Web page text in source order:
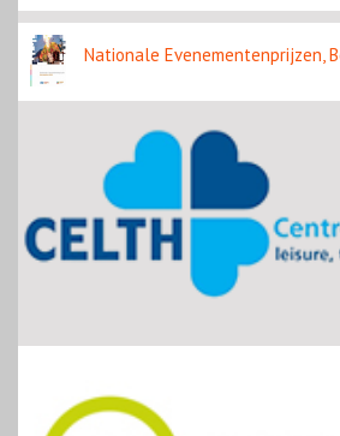
Nationale Evenementenprijzen,